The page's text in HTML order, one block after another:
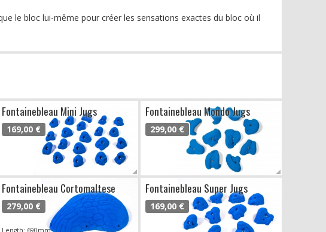
le bloc lui-même pour créer les sensations exactes du bloc où il
Fontainebleau Mini Jugs
169,00 €
Fontainebleau Mondo Jugs
299,00 €
Fontainebleau Cortomaltese
279,00 €
Length: 690mm
Fontainebleau Super Jugs
169,00 €